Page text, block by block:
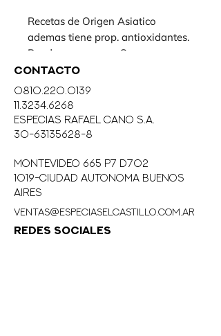
Recetas de Origen Asiatico
ademas tiene prop. antioxidantes.
Puede agregarse a Sopas y usarse
para Infusiones como el Te con
miel.
CONTACTO
0810.220.0139
11.3234.6268
eSPECIAS RAFAEL CANO S.A.
30-63135628-8
MONTEVIDEO 665 P7 D702
1019-CIUDAD AUTONOMA BUENOS
AIRES
ventas@especiaselcastillo.com.ar
REDES SOCIALES